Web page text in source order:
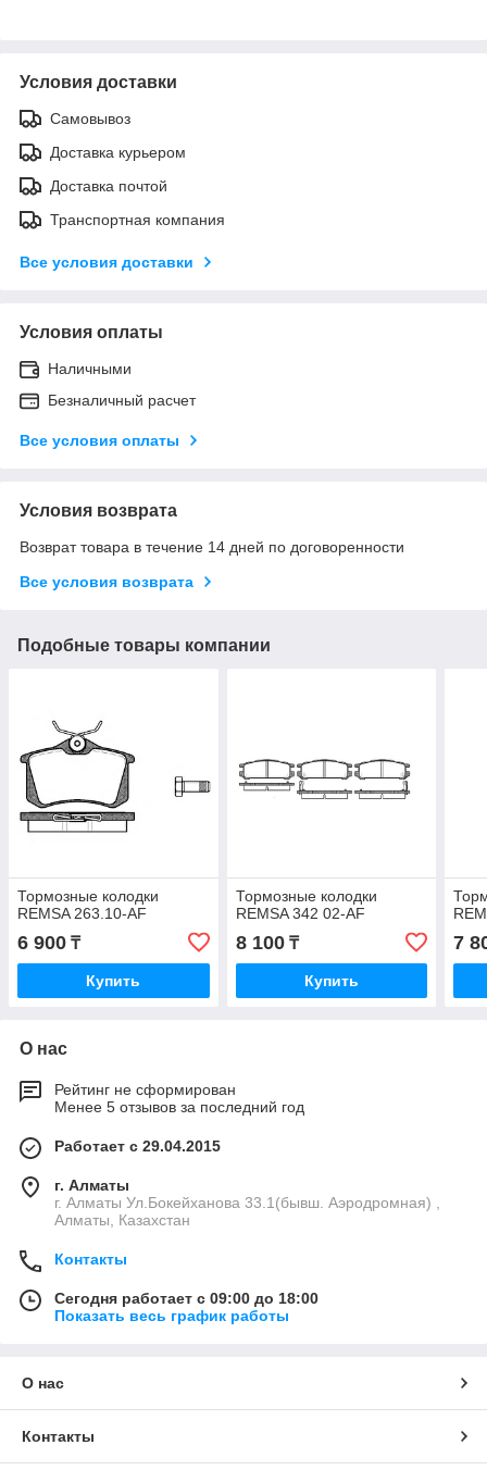
Условия доставки
Самовывоз
Доставка курьером
Доставка почтой
Транспортная компания
Все условия доставки
Условия оплаты
Наличными
Безналичный расчет
Все условия оплаты
Условия возврата
Возврат товара в течение 14 дней по договоренности
Все условия возврата
Подобные товары компании
Тормозные колодки
REMSA 263.10-AF
6 900 ₸
Купить
Тормозные колодки
REMSA 342 02-AF
8 100₸
Купить
7
О нас
Рейтинг не сформирован
Менее 5 отзывов за последний год
Работает с 29.04.2015
г. Алматы
г. Алматы Ул.Бокейханова 33.1(бывш. Аэродромная) ,
Алматы, Казахстан
Контакты
Сегодня работает с 09:00 до 18:00
Показать весь график работы
О нас
Контакты